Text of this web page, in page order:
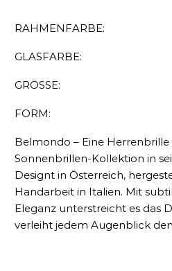
RAHMENFARBE:
GLASFARBE:
GRÖSSE:
FORM:
Belmondo – Eine
Sonnenbrillen-Kollektion in
Designt in Österreich,
Handarbeit in Italien. Mit
Eleganz unterstreicht es das
verleiht jedem Augenblick